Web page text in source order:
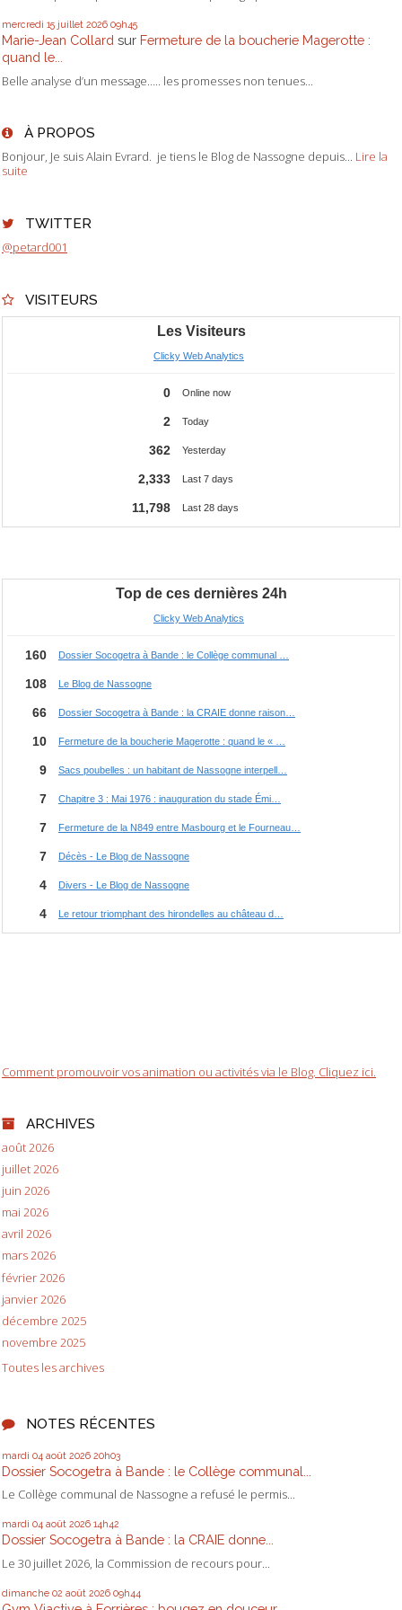
mercredi 15 juillet 2026 09h45
Marie-Jean Collard sur Fermeture de la boucherie Magerotte :
quand le...
Belle analyse d’un message….. les promesses non tenues...
À PROPOS
Bonjour, Je suis Alain Evrard. je tiens le Blog de Nassogne depuis... Lire la
suite
TWITTER
@petard001
VISITEURS
Comment promouvoir vos animation ou activités via le Blog. Cliquez ici.
ARCHIVES
août 2026
juillet 2026
juin 2026
mai 2026
avril 2026
mars 2026
février 2026
janvier 2026
décembre 2025
novembre 2025
Toutes les archives
NOTES RÉCENTES
mardi 04 août 2026 20h03
Dossier Socogetra à Bande : le Collège communal...
Le Collège communal de Nassogne a refusé le permis...
mardi 04 août 2026 14h42
Dossier Socogetra à Bande : la CRAIE donne...
Le 30 juillet 2026, la Commission de recours pour...
dimanche 02 août 2026 09h44